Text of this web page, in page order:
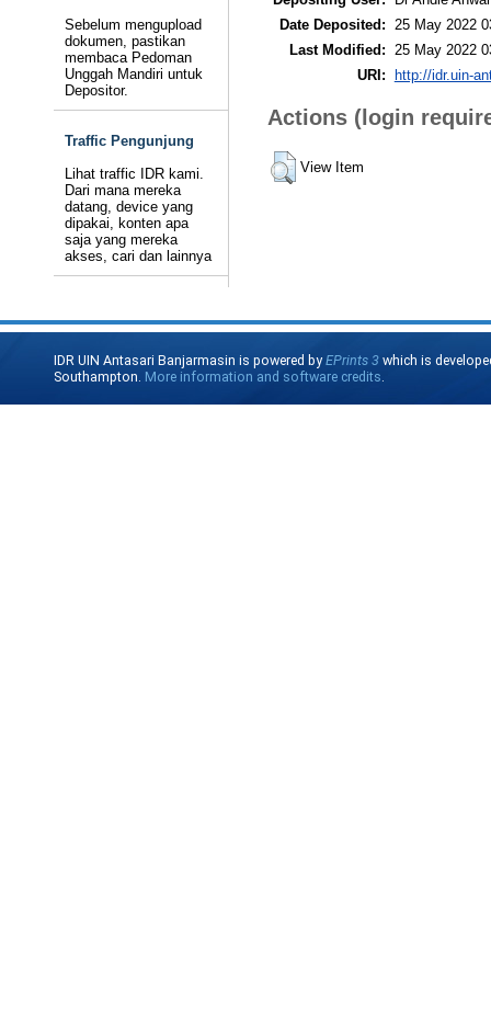
Sebelum mengupload
dokumen, pastikan
membaca Pedoman
Unggah Mandiri untuk
Depositor.
Traffic Pengunjung
Lihat traffic IDR kami.
Dari mana mereka
datang, device yang
dipakai, konten apa
saja yang mereka
akses, cari dan lainnya
Date Deposited:
25 May 2022
Last Modified:
25 May 2022
URI:
http://idr.uin-
Actions (login
View Item
IDR UIN Antasari Banjarmasin is powered byEPrints 3 which is
Southampton. More information and software credits.